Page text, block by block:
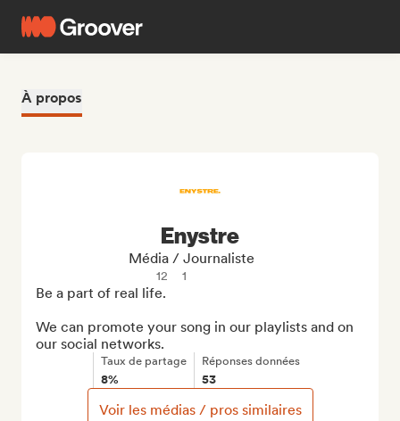
À propos
Enystre
Média / Journaliste
12 1
Be a part of real life.
We can promote your song in our playlists and on
our social networks.
Taux de partage
8%
Réponses données
53
Voir les médias / pros similaires